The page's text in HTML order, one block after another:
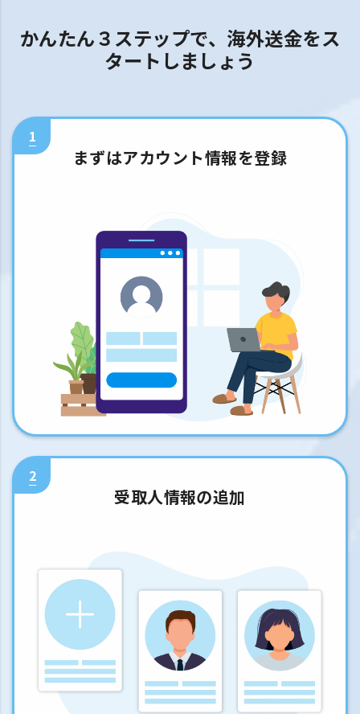
かんたん３ステップで、海外送金をス
タートしましょう
1
まずはアカウント情報を登録
2
受取人情報の追加